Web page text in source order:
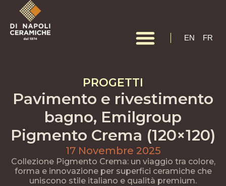
EN FR
PROGETTI
Pavimento e rivestimento
bagno, Emilgroup
Pigmento Crema (120×120)
17 Novembre 2025
Collezione Pigmento Crema: un viaggio tra colore,
forma e innovazione per superfici ceramiche che
uniscono stile italiano e qualità premium.